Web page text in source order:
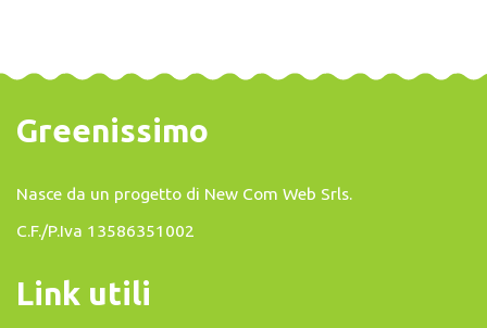
Greenissimo
Nasce da un progetto di New Com Web Srls.
C.F./P.Iva 13586351002
Link utili